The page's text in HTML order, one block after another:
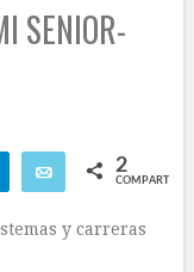
SENIOR-
Telegram Email 2
COMPARTIR
y carreras